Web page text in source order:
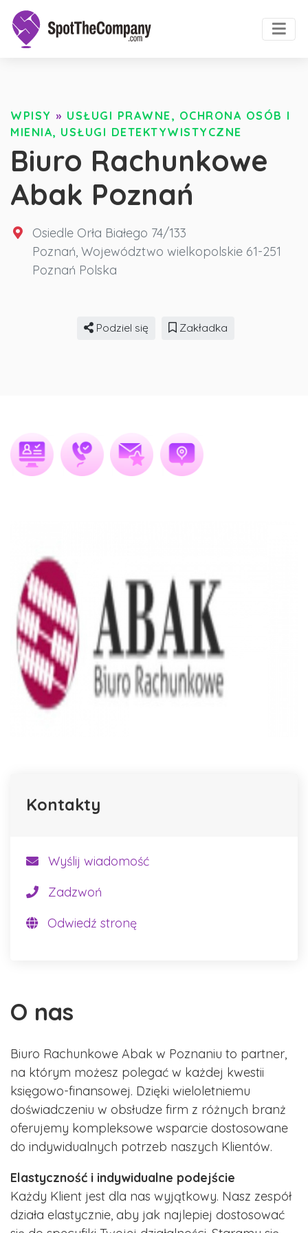
WPISY » USŁUGI PRAWNE, OCHRONA OSÓB I
MIENIA, USŁUGI DETEKTYWISTYCZNE
Biuro Rachunkowe
Abak Poznań
Osiedle Orła Białego 74/133
Poznań, Województwo wielkopolskie 61-251
Poznań Polska
Podziel się Zakładka
O nas
Biuro Rachunkowe Abak w Poznaniu to partner,
na którym możesz polegać w każdej kwestii
księgowo-finansowej. Dzięki wieloletniemu
doświadczeniu w obsłudze firm z różnych branż
oferujemy kompleksowe wsparcie dostosowane
do indywidualnych potrzeb naszych Klientów.
Elastyczność i indywidualne podejście
Każdy Klient jest dla nas wyjątkowy. Nasz zespół
działa elastycznie, aby jak najlepiej dostosować
Kontakty
Wyślij wiadomość
Zadzwoń
Odwiedź stronę